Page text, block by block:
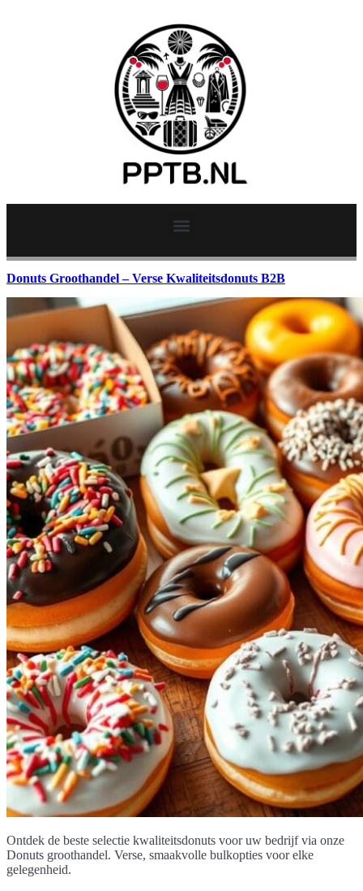
Donuts Groothandel – Verse Kwaliteitsdonuts B2B
Ontdek de beste selectie kwaliteitsdonuts voor uw bedrijf via onze
Donuts groothandel. Verse, smaakvolle bulkopties voor elke
gelegenheid.